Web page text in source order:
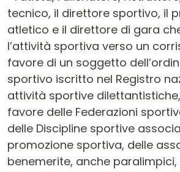
tecnico, il direttore sportivo, il
atletico e il direttore di gara
l’attività sportiva verso un
favore di un soggetto
sportivo iscritto nel Registro
attività sportive
favore delle Federazioni
delle Discipline sportive
promozione sportiva, delle
benemerite, anche paralimpici,